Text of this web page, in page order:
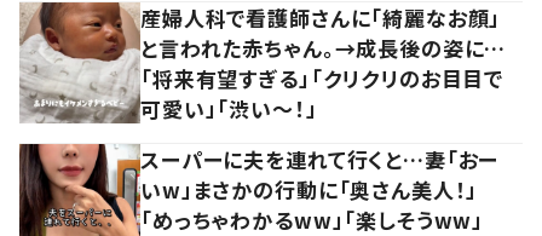
産婦人科で看護師さんに「綺麗なお顔」
と言われた赤ちゃん。→成長後の姿に…
「将来有望すぎる」「クリクリのお目目で
可愛い」「渋い～！」
スーパーに夫を連れて行くと…妻「おー
いw」まさかの行動に「奥さん美人！」
「めっちゃわかるww」「楽しそうww」